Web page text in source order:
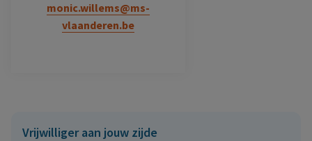
monic.willems@ms-
vlaanderen.be
Vrijwilliger aan jouw zijde